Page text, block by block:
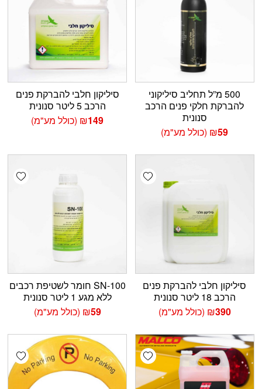
500 מ”ל תחליב סיליקוני
להברקת חלקי פנים הרכב
סנונית
₪59 (כולל מע"מ)
סיליקון חלבי להברקת פנים
הרכב 5 ליטר סנונית
₪149 (כולל מע"מ)
Add wishlist
סיליקון חלבי להברקת פנים
הרכב 18 ליטר סנונית
₪390 (כולל מע"מ)
SN-100 חומר לשטיפת רכבים
ללא מגע 1 ליטר סנונית
₪59 (כולל מע"מ)
Add wishlist